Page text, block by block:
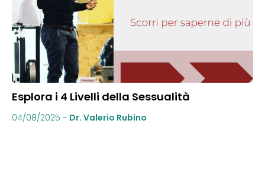
Esplora i 4 Livelli della Sessualità
04/08/2025 - Dr. Valerio Rubino